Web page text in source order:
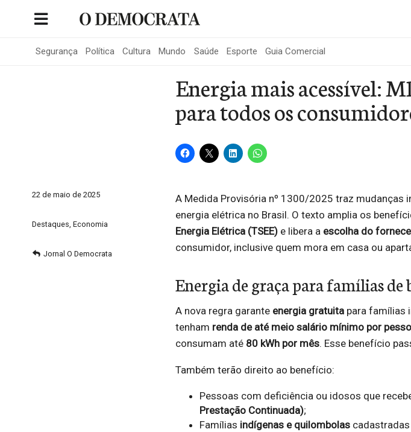
Segurança Política Cultura Mundo Saúde Esporte Guia Comercial
Energia mais acessível:
para todos os
22 de maio de 2025
Destaques, Economia
Jornal O Democrata
A Medida Provisória nº 1300/2025 traz mudanças
energia elétrica no Brasil. O texto amplia os
Energia Elétrica (TSEE)e libera a escolha do
consumidor, inclusive quem mora em casa ou
Energia de graça para famílias de
A nova regra garante energia gratuitapara famílias
tenham renda de até meio salário mínimo por
consumam até 80 kWh por mês. Esse benefício
Também terão direito ao benefício:
Pessoas com deficiência ou idosos que
Prestação Continuada);
Famílias indígenas e quilombolascadastradas